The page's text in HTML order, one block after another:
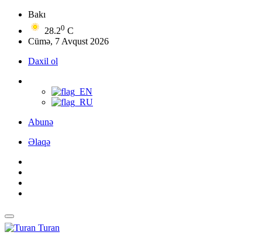
Bakı
28.20 C
Cümə, 7 Avqust 2026
Daxil ol
Abunə
Əlaqə
Turan